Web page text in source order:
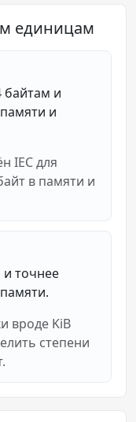
единицам
байтам и
и
IEC для
в памяти и
точнее
вроде KiB
степени